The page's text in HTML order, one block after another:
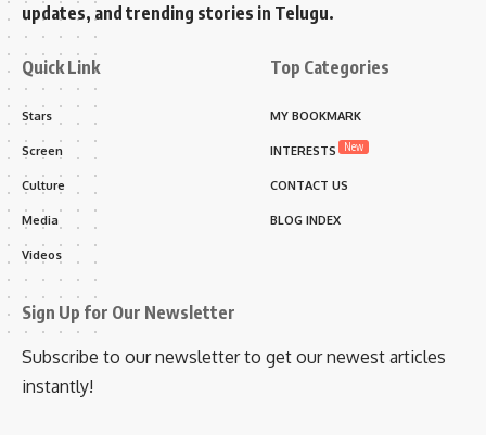
updates, and trending stories in Telugu.
Quick Link
Stars
Screen
Culture
Media
Videos
Top Categories
MY BOOKMARK
INTERESTS New
CONTACT US
BLOG INDEX
Sign Up for Our Newsletter
Subscribe to our newsletter to get our newest articles
instantly!